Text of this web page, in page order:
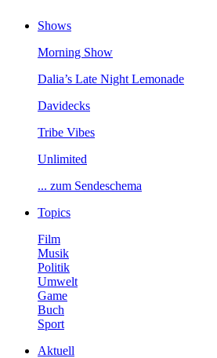
Shows
MorningShow
Dalia’sLateNightLemonade
Davidecks
TribeVibes
Unlimited
...zumSendeschema
Topics
Film
Musik
Politik
Umwelt
Game
Buch
Sport
Aktuell